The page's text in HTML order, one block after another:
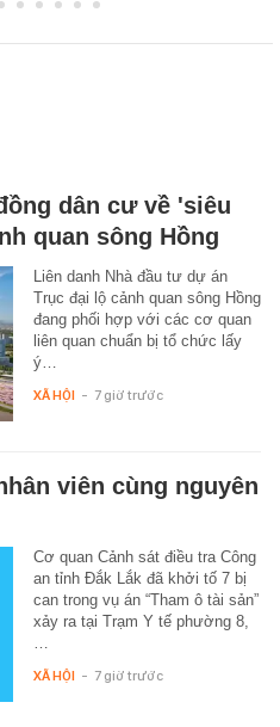
dân cư về 'siêu
quan sông Hồng
Liên danh Nhà đầu tư dự án
Trục đại lộ cảnh quan sông Hồng
đang phối hợp với các cơ quan
liên quan chuẩn bị tổ chức lấy
ý…
XÃ HỘI - 7 giờ trước
viên cùng nguyên
Cơ quan Cảnh sát điều tra Công
an tỉnh Đắk Lắk đã khởi tố 7 bị
can trong vụ án “Tham ô tài sản”
xảy ra tại Trạm Y tế phường 8,
XÃ HỘI - 7 giờ trước